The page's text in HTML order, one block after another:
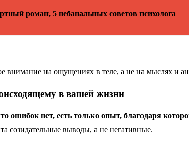
роман, 5 небанальных советов психолога
внимание на ощущениях в теле, а не на мыслях и
в вашей жизни
ошибок нет, есть только опыт, благодаря
созидательные выводы, а не негативные.